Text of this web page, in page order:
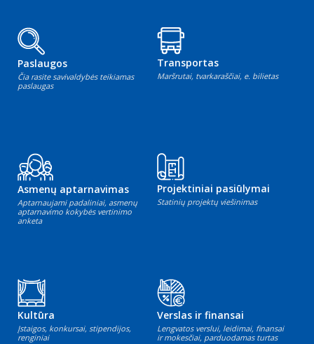
Paslaugos
Čia rasite savivaldybės teikiamas
paslaugas
Transportas
Maršrutai, tvarkaraščiai, e. bilietas
Asmenų aptarnavimas
Aptarnaujami padaliniai, asmenų
aptarnavimo kokybės vertinimo
anketa
Projektiniai pasiūlymai
Statinių projektų viešinimas
Kultūra
Įstaigos, konkursai, stipendijos,
renginiai
Verslas ir finansai
Lengvatos verslui, leidimai, finansai
ir mokesčiai, parduodamas turtas